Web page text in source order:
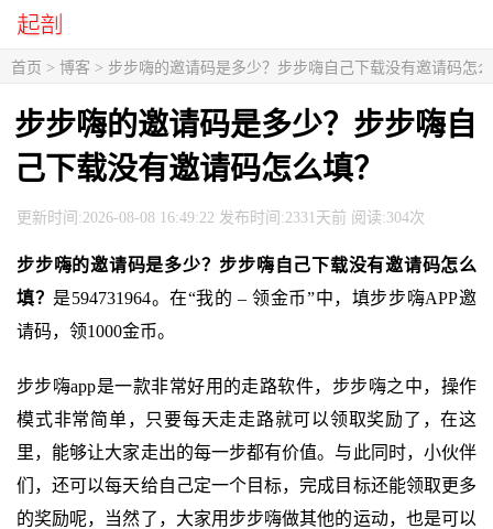
首页 > 博客 > 步步嗨的邀请码是多少？步步嗨自己下载没有邀请码怎
步步嗨的邀请码是多少？步步嗨自
己下载没有邀请码怎么填？
更新时间:2026-08-08 16:49:22 发布时间:2331天前 阅读:304次
步步嗨的邀请码是多少？步步嗨自己下载没有邀请码怎么
填？ 是594731964。在“我的 – 领金币”中，填步步嗨APP邀
请码，领1000金币。
步步嗨app是一款非常好用的走路软件，步步嗨之中，操作
模式非常简单，只要每天走走路就可以领取奖励了，在这
里，能够让大家走出的每一步都有价值。与此同时，小伙伴
们，还可以每天给自己定一个目标，完成目标还能领取更多
的奖励呢，当然了，大家用步步嗨做其他的运动，也是可以